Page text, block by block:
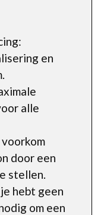
en
alle
door een
stellen.
hebt geen
om een